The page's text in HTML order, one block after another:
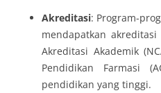
Akreditasi: Program-
mendapatkan
Akreditasi Akademik
Pendidikan Farmasi
pendidikan yang tinggi.